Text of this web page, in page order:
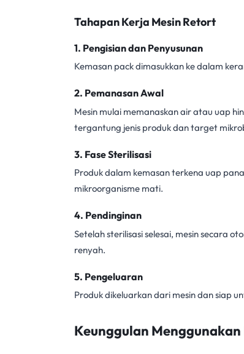
Tahapan Kerja Mesin Retort
1. Pengisian dan Penyusunan
Kemasan pack dimasukkan ke dalam
2. Pemanasan Awal
Mesin mulai memanaskan air atau uap
tergantung jenis produk dan target
3. Fase Sterilisasi
Produk dalam kemasan terkena uap
mikroorganisme mati.
4. Pendinginan
Setelah sterilisasi selesai, mesin secara
renyah.
5. Pengeluaran
Produk dikeluarkan dari mesin dan siap
Keunggulan